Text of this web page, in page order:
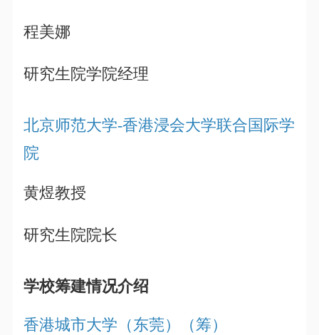
程美娜
研究生院学院经理
北京师范大学-香港浸会大学联合国际学
院
黄煜教授
研究生院院长
学校筹建情况介绍
香港城市大学（东莞）（筹）